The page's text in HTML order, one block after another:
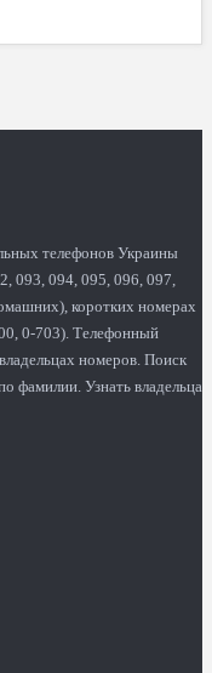
телефонов Украины
093, 094, 095, 096, 097,
коротких номерах
0-703). Телефонный
номеров. Поиск
фамилии. Узнать владельца